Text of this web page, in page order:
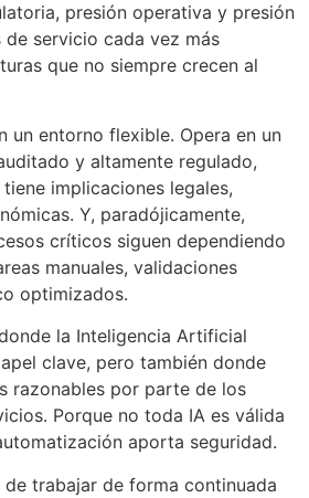
presión operativa y presión
de servicio cada vez más
que no siempre crecen al
un entorno flexible. Opera en un
y altamente regulado,
implicaciones legales,
Y, paradójicamente,
críticos siguen dependiendo
manuales, validaciones
optimizados.
la Inteligencia Artificial
clave, pero también donde
razonables por parte de los
Porque no toda IA es válida
aporta seguridad.
de trabajar de forma continuada